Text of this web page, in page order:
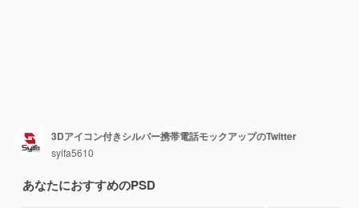
3Dアイコン付きシルバー携帯電話モックアップのTwitter
syifa5610
あなたにおすすめのPSD